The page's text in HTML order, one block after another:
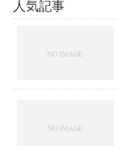
人気記事